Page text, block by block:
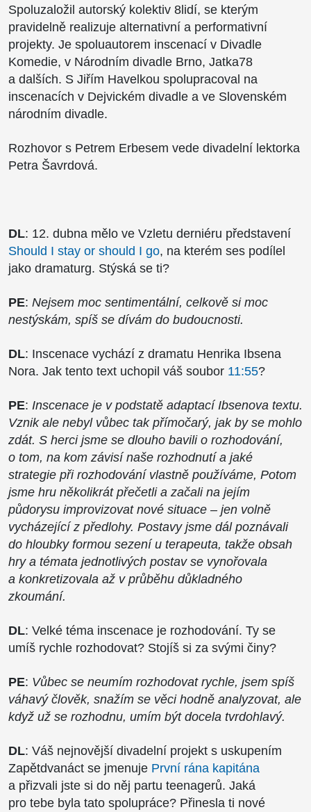
Spoluzaložil autorský kolektiv 8lidí, se kterým
pravidelně realizuje alternativní a performativní
projekty. Je spoluautorem inscenací v Divadle
Komedie, v Národním divadle Brno, Jatka78
a dalších. S Jiřím Havelkou spolupracoval na
inscenacích v Dejvickém divadle a ve Slovenském
národním divadle.
Rozhovor s Petrem Erbesem vede divadelní lektorka
Petra Šavrdová.
DL: 12. dubna mělo ve Vzletu derniéru představení
Should I stay or should I go, na kterém ses podílel
jako dramaturg. Stýská se ti?
PE: Nejsem moc sentimentální, celkově si moc
nestýskám, spíš se dívám do budoucnosti.
DL: Inscenace vychází z dramatu Henrika Ibsena
Nora. Jak tento text uchopil váš soubor 11:55?
PE: Inscenace je v podstatě adaptací Ibsenova textu.
Vznik ale nebyl vůbec tak přímočarý, jak by se mohlo
zdát. S herci jsme se dlouho bavili o rozhodování,
o tom, na kom závisí naše rozhodnutí a jaké
strategie při rozhodování vlastně používáme, Potom
jsme hru několikrát přečetli a začali na jejím
půdorysu improvizovat nové situace – jen volně
vycházející z předlohy. Postavy jsme dál poznávali
do hloubky formou sezení u terapeuta, takže obsah
hry a témata jednotlivých postav se vynořovala
a konkretizovala až v průběhu důkladného
zkoumání.
DL: Velké téma inscenace je rozhodování. Ty se
umíš rychle rozhodovat? Stojíš si za svými činy?
PE: Vůbec se neumím rozhodovat rychle, jsem spíš
váhavý člověk, snažím se věci hodně analyzovat, ale
když už se rozhodnu, umím být docela tvrdohlavý.
DL: Váš nejnovější divadelní projekt s uskupením
Zapětdvanáct se jmenuje První rána kapitána
a přizvali jste si do něj partu teenagerů. Jaká
pro tebe byla tato spolupráce? Přinesla ti nové